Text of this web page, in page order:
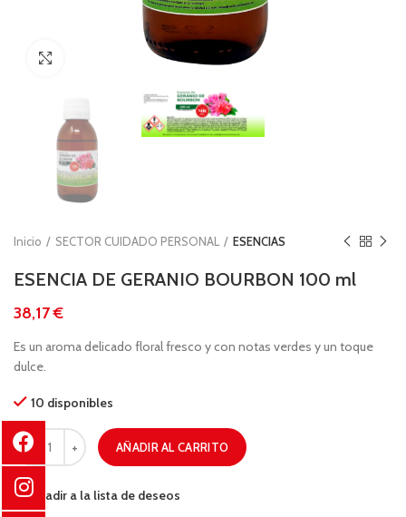
Inicio SECTOR CUIDADO PERSONAL ESENCIAS
ESENCIA DE GERANIO BOURBON 100 ml
€
Es un aroma delicado floral fresco y con notas verdes y un toque
dulce.
10 disponibles
AÑADIR AL CARRITO
Añadir a la lista de deseos